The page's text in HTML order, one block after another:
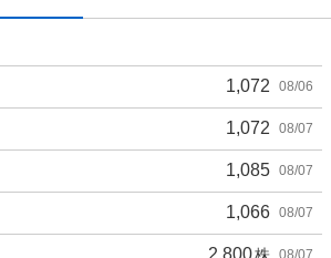
1,072 08/06
1,072 08/07
1,085 08/07
1,066 08/07
2,800株 08/07